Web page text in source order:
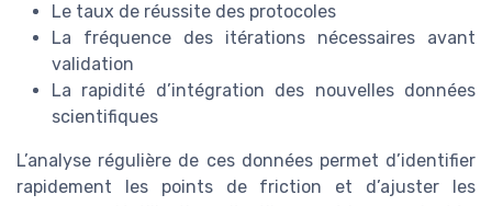
Le taux de réussite des protocoles
La fréquence des itérations nécessaires avant
validation
La rapidité d’intégration des nouvelles données
scientifiques
L’analyse régulière de ces données permet d’identifier
rapidement les points de friction et d’ajuster les